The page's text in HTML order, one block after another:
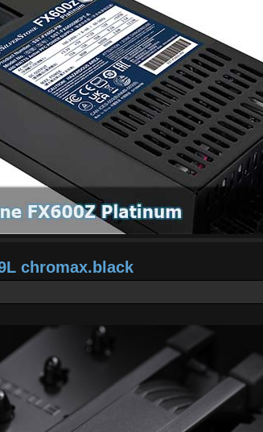
chromax.black